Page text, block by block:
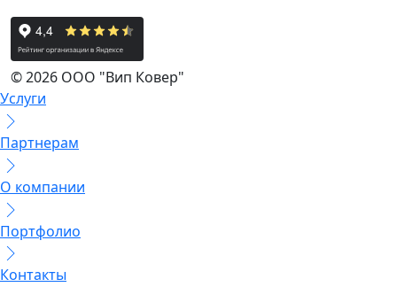
© 2026 ООО "Вип Ковер"
Услуги
Партнерам
О компании
Портфолио
Контакты